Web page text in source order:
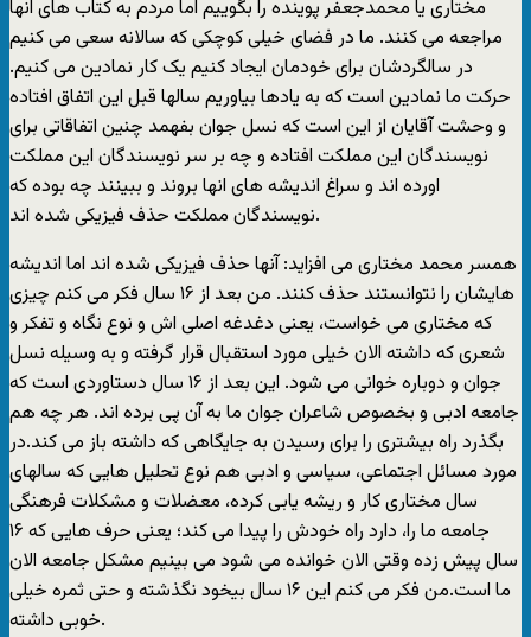
مختاری یا محمدجعفر پوینده را بگوییم اما مردم به کتاب های انها
مراجعه می کنند. ما در فضای خیلی کوچکی که سالانه سعی می کنیم
در سالگردشان برای خودمان ایجاد کنیم یک کار نمادین می کنیم.
حرکت ما نمادین است که به یادها بیاوریم سالها قبل این اتفاق افتاده
و وحشت آقایان از این است که نسل جوان بفهمد چنین اتفاقاتی برای
نویسندگان این مملکت افتاده و چه بر سر نویسندگان این مملکت
اورده اند و سراغ اندیشه های انها بروند و ببینند چه بوده که
نویسندگان مملکت حذف فیزیکی شده اند.
همسر محمد مختاری می افزاید: آنها حذف فیزیکی شده اند اما اندیشه
هایشان را نتوانستند حذف کنند. من بعد از ۱۶ سال فکر می کنم چیزی
که مختاری می خواست، یعنی دغدغه اصلی اش و نوع نگاه و تفکر و
شعری که داشته الان خیلی مورد استقبال قرار گرفته و به وسیله نسل
جوان و دوباره خوانی می شود. این بعد از ۱۶ سال دستاوردی است که
جامعه ادبی و بخصوص شاعران جوان ما به آن پی برده اند. هر چه هم
بگذرد راه بیشتری را برای رسیدن به جایگاهی که داشته باز می کند.در
مورد مسائل اجتماعی، سیاسی و ادبی هم نوع تحلیل هایی که سالهای
سال مختاری کار و ریشه یابی کرده، معضلات و مشکلات فرهنگی
جامعه ما را، دارد راه خودش را پیدا می کند؛ یعنی حرف هایی که ۱۶
سال پیش زده وقتی الان خوانده می شود می بینیم مشکل جامعه الان
ما است.من فکر می کنم این ۱۶ سال بیخود نگذشته و حتی ثمره خیلی
خوبی داشته.